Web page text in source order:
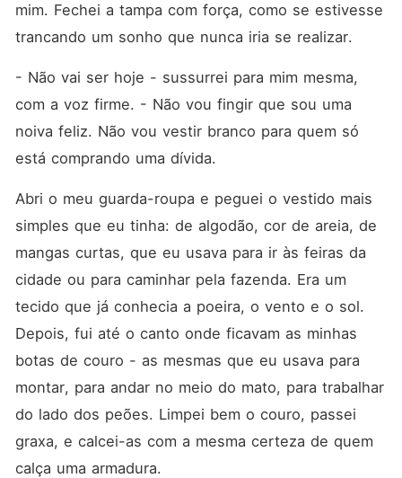
mim. Fechei a tampa com força, como se estivesse
trancando um sonho que nunca iria se realizar.
- Não vai ser hoje - sussurrei para mim mesma,
com a voz firme. - Não vou fingir que sou uma
noiva feliz. Não vou vestir branco para quem só
está comprando uma dívida.
Abri o meu guarda-roupa e peguei o vestido mais
simples que eu tinha: de algodão, cor de areia, de
mangas curtas, que eu usava para ir às feiras da
cidade ou para caminhar pela fazenda. Era um
tecido que já conhecia a poeira, o vento e o sol.
Depois, fui até o canto onde ficavam as minhas
botas de couro - as mesmas que eu usava para
montar, para andar no meio do mato, para trabalhar
do lado dos peões. Limpei bem o couro, passei
graxa, e calcei-as com a mesma certeza de quem
calça uma armadura.